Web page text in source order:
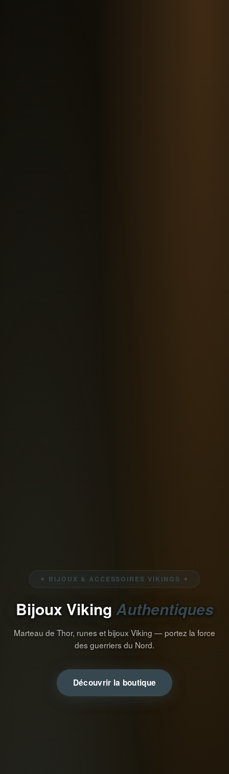
✦ BIJOUX & ACCESSOIRES VIKINGS ✦
Bijoux Viking Authentiques
Marteau de Thor, runes et bijoux Viking — portez la force
des guerriers du Nord.
Découvrir la boutique